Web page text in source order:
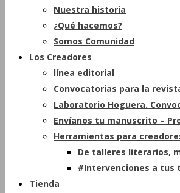
Nuestra historia
¿Qué hacemos?
Somos Comunidad
Los Creadores
línea editorial
Convocatorias para la
Laboratorio Hoguera.
Envíanos tu manuscrito –
Herramientas para
De talleres literarios,
#Intervenciones a tus
Tienda